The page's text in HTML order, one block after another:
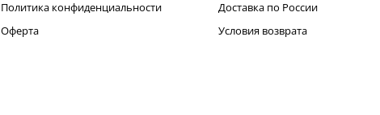
Политика конфиденциальности
Оферта
Доставка по России
Условия возврата